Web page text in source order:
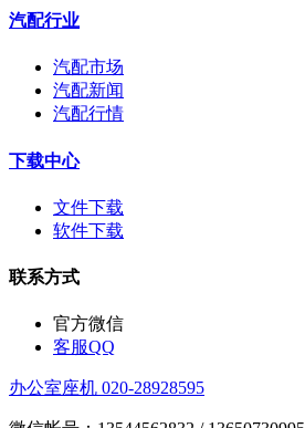
汽配行业
汽配市场
汽配新闻
汽配行情
下载中心
文件下载
软件下载
联系方式
官方微信
客服QQ
办公室座机 020-28928595